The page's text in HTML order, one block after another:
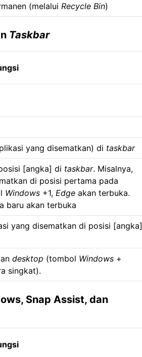
(melalui Recycle Bin)
Taskbar
yang disematkan) di taskbar
[angka] di taskbar. Misalnya,
di posisi pertama pada
Windows +1, Edge akan terbuka.
baru akan terbuka
yang disematkan di posisi [angka]
desktop (tombol Windows +
singkat).
Snap Assist, dan